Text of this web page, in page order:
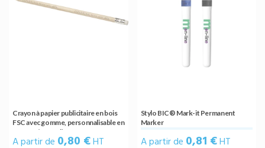
Crayon à papier publicitaire en bois
FSC avec gomme, personnalisable en
gravure (naturel)
A partir de 0,80 €HT
Stylo BIC® Mark-it Permanent
Marker
A partir de 0,81 €HT